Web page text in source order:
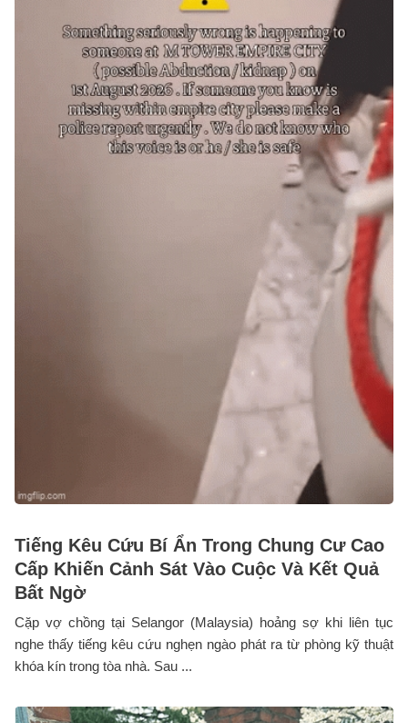
Tiếng Kêu Cứu Bí Ẩn Trong Chung Cư Cao
Cấp Khiến Cảnh Sát Vào Cuộc Và Kết Quả
Bất Ngờ
Cặp vợ chồng tại Selangor (Malaysia) hoảng sợ khi liên tục
nghe thấy tiếng kêu cứu nghẹn ngào phát ra từ phòng kỹ thuật
khóa kín trong tòa nhà. Sau ...